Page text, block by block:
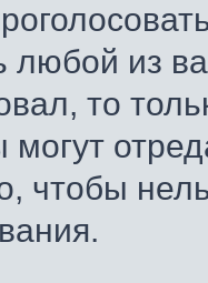
любой из
то
чтобы